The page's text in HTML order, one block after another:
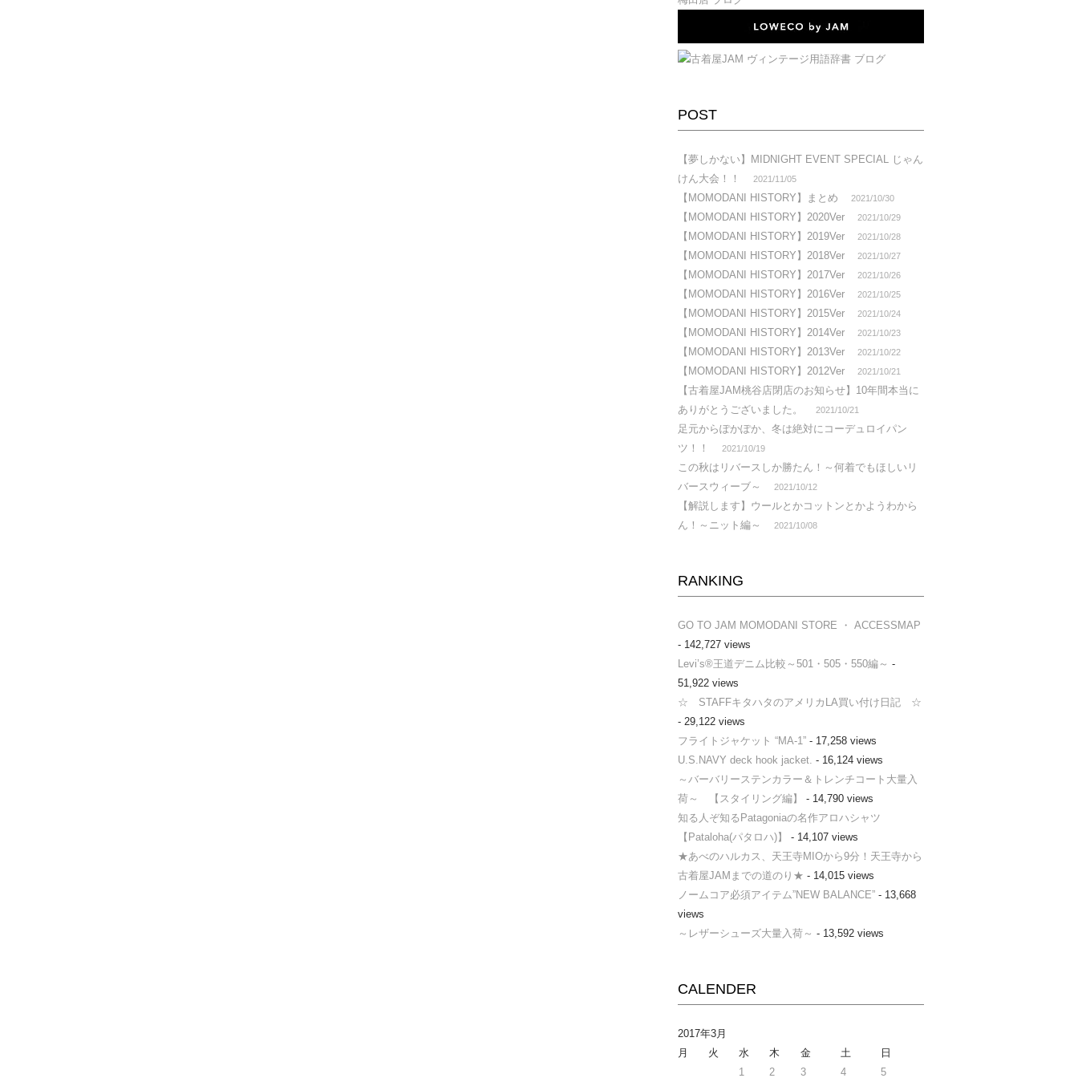
POST
【夢しかない】MIDNIGHT EVENT SPECIAL じゃん
けん大会！！
2021/11/05
【MOMODANI HISTORY】まとめ 2021/10/30
【MOMODANI HISTORY】2020Ver 2021/10/29
【MOMODANI HISTORY】2019Ver 2021/10/28
【MOMODANI HISTORY】2018Ver 2021/10/27
【MOMODANI HISTORY】2017Ver 2021/10/26
【MOMODANI HISTORY】2016Ver 2021/10/25
【MOMODANI HISTORY】2015Ver 2021/10/24
【MOMODANI HISTORY】2014Ver 2021/10/23
【MOMODANI HISTORY】2013Ver 2021/10/22
【MOMODANI HISTORY】2012Ver 2021/10/21
【古着屋JAM桃谷店閉店のお知らせ】10年間本当に
ありがとうございました。
2021/10/21
足元からぽかぽか、冬は絶対にコーデュロイパン
ツ！！
2021/10/19
この秋はリバースしか勝たん！～何着でもほしいリ
バースウィーブ～
2021/10/12
【解説します】ウールとかコットンとかようわから
ん！～ニット編～
2021/10/08
RANKING
GO TO JAM MOMODANI STORE ・ ACCESSMAP
- 142,727 views
Levi’s®王道デニム比較～501・505・550編～ -
51,922 views
☆ STAFFキタハタのアメリカLA買い付け日記 ☆
- 29,122 views
フライトジャケット “MA-1”- 17,258 views
U.S.NAVY deck hook jacket. - 16,124 views
～バーバリーステンカラー＆トレンチコート大量入
荷～ 【スタイリング編】
- 14,790 views
知る人ぞ知るPatagoniaの名作アロハシャツ
【Pataloha(パタロハ)】
- 14,107 views
★あべのハルカス、天王寺MIOから9分！天王寺から
古着屋JAMまでの道のり★ - 14,015 views
ノームコア必須アイテム”NEW BALANCE”- 13,668
views
～レザーシューズ大量入荷～ - 13,592 views
CALENDER
2017年3月
月
火 水 木 金 土
日
1
2 3 4 5